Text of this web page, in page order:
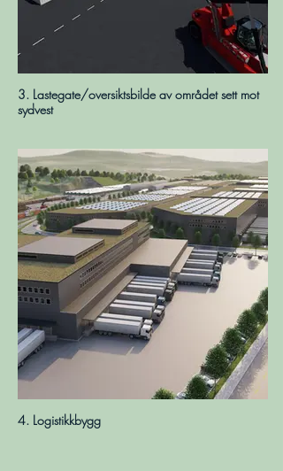
3. Lastegate/oversiktsbilde av området sett mot
sydvest
4. Logistikkbygg